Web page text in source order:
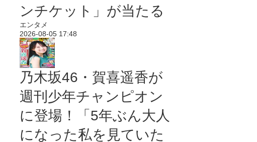
ンチケット」が当たる
エンタメ
2026-08-05 17:48
乃木坂46・賀喜遥香が
週刊少年チャンピオン
に登場！「5年ぶん大人
になった私を見ていた